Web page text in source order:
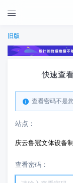

旧版
快速查
查看密码不是
站点：
庆云鲁冠文体设备
查看密码：